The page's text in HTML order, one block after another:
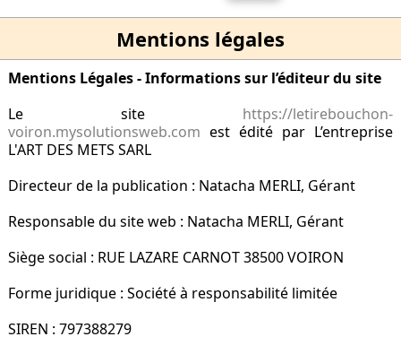
Mentions légales
Mentions Légales - Informations sur l’éditeur du site
Le site https://letirebouchon-
voiron.mysolutionsweb.com est édité par L’entreprise
L'ART DES METS SARL
Directeur de la publication : Natacha MERLI, Gérant
Responsable du site web : Natacha MERLI, Gérant
Siège social : RUE LAZARE CARNOT 38500 VOIRON
Forme juridique : Société à responsabilité limitée
SIREN : 797388279